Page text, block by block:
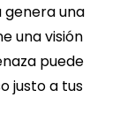
una
una visión
puede
justo a tus